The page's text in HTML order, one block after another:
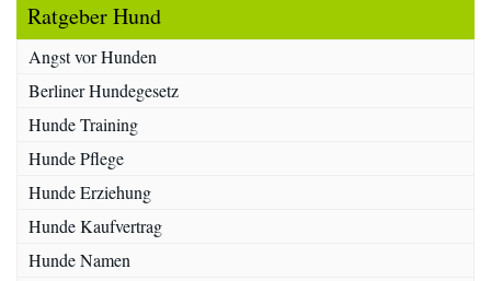
Ratgeber Hund
Angst vor Hunden
Berliner Hundegesetz
Hunde Training
Hunde Pflege
Hunde Erziehung
Hunde Kaufvertrag
Hunde Namen